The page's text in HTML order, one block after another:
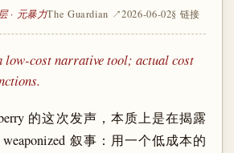
· 元暴力The Guardian ↗2026-06-02§ 链接
low-cost narrative tool; actual cost
的这次发声，本质上是在揭露
叙事：用一个低成本的